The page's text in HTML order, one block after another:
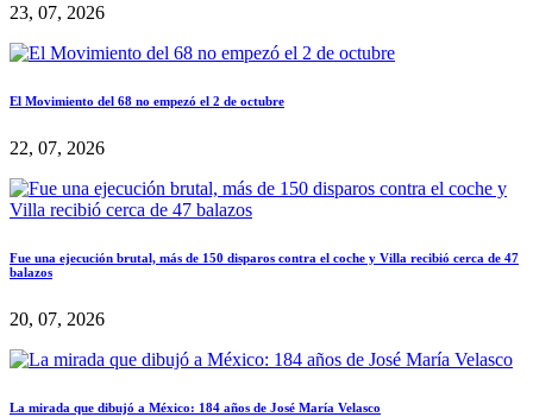
23, 07, 2026
El Movimiento del 68 no empezó el 2 de octubre
22, 07, 2026
Fue una ejecución brutal, más de 150 disparos contra el coche y Villa recibió cerca de 47
balazos
20, 07, 2026
La mirada que dibujó a México: 184 años de José María Velasco